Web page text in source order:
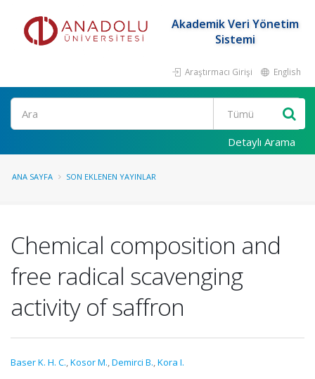
Akademik Veri Yönetim
Sistemi
Araştırmacı Girişi English
Ara
Detaylı Arama
ANA SAYFA SON EKLENEN YAYINLAR
Chemical composition and
free radical scavenging
activity of saffron
Baser K. H. C.,Kosor M.,Demirci B.,Kora I.